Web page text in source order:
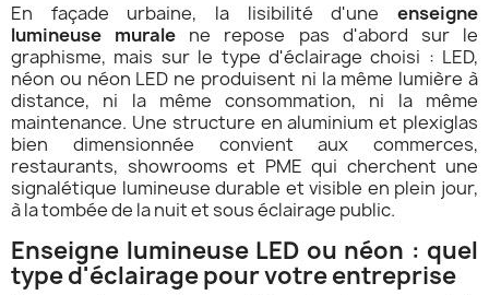
En façade urbaine, la lisibilité d'une enseigne
lumineuse murale ne repose pas d'abord sur le
graphisme, mais sur le type d'éclairage choisi : LED,
néon ou néon LED ne produisent ni la même lumière à
distance, ni la même consommation, ni la même
maintenance. Une structure en aluminium et plexiglas
bien dimensionnée convient aux commerces,
restaurants, showrooms et PME qui cherchent une
signalétique lumineuse durable et visible en plein jour,
à la tombée de la nuit et sous éclairage public.
Enseigne lumineuse LED ou néon : quel
type d'éclairage pour votre entreprise